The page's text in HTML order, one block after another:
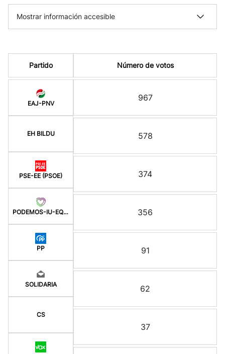
Mostrar información accesible
Partido
EAJ-PNV
EH BILDU
PSE-EE (PSOE)
PODEMOS-IU-EQUO BERD
PP
SOLIDARIA
CS
Número de votos
967
578
374
356
91
62
37